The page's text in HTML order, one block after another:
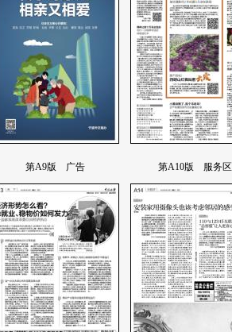
第A9版 广告 第A10版 服务区